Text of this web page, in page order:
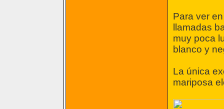
Para ver
llamadas
muy poca
blanco y
La única
mariposa